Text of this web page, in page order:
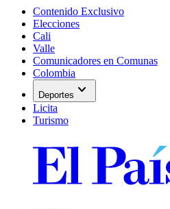
Contenido Exclusivo
Elecciones
Cali
Valle
Comunicadores en Comunas
Colombia
Deportes expand_more
Licita
Turismo